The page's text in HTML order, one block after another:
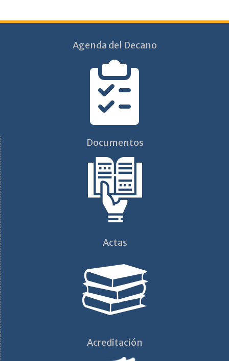
Agenda del Decano
Documentos
Actas
Acreditación